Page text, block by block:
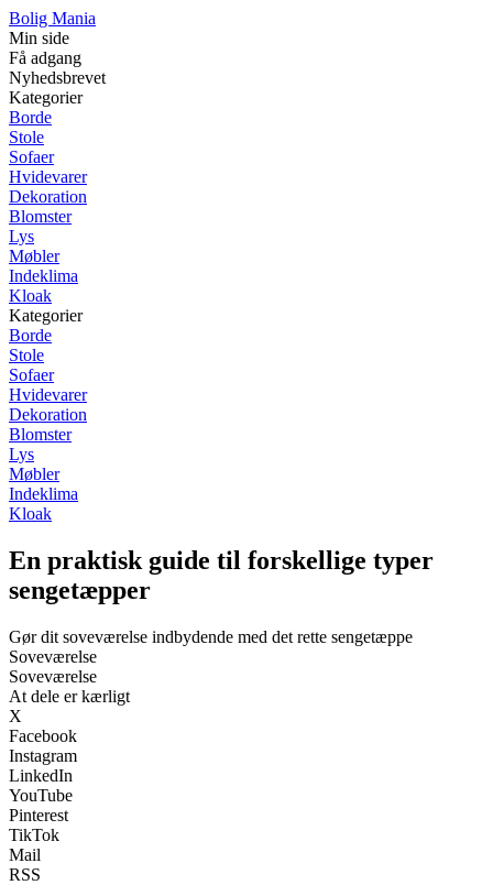
Bolig Mania
Min side
Få adgang
Nyhedsbrevet
Kategorier
Borde
Stole
Sofaer
Hvidevarer
Dekoration
Blomster
Lys
Møbler
Indeklima
Kloak
Kategorier
Borde
Stole
Sofaer
Hvidevarer
Dekoration
Blomster
Lys
Møbler
Indeklima
Kloak
En praktisk guide til forskellige typer
sengetæpper
Gør dit soveværelse indbydende med det rette sengetæppe
Soveværelse
Soveværelse
At dele er kærligt
X
Facebook
Instagram
LinkedIn
YouTube
Pinterest
TikTok
Mail
RSS